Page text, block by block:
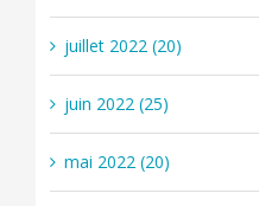
juillet 2022 (20)
juin 2022 (25)
mai 2022 (20)